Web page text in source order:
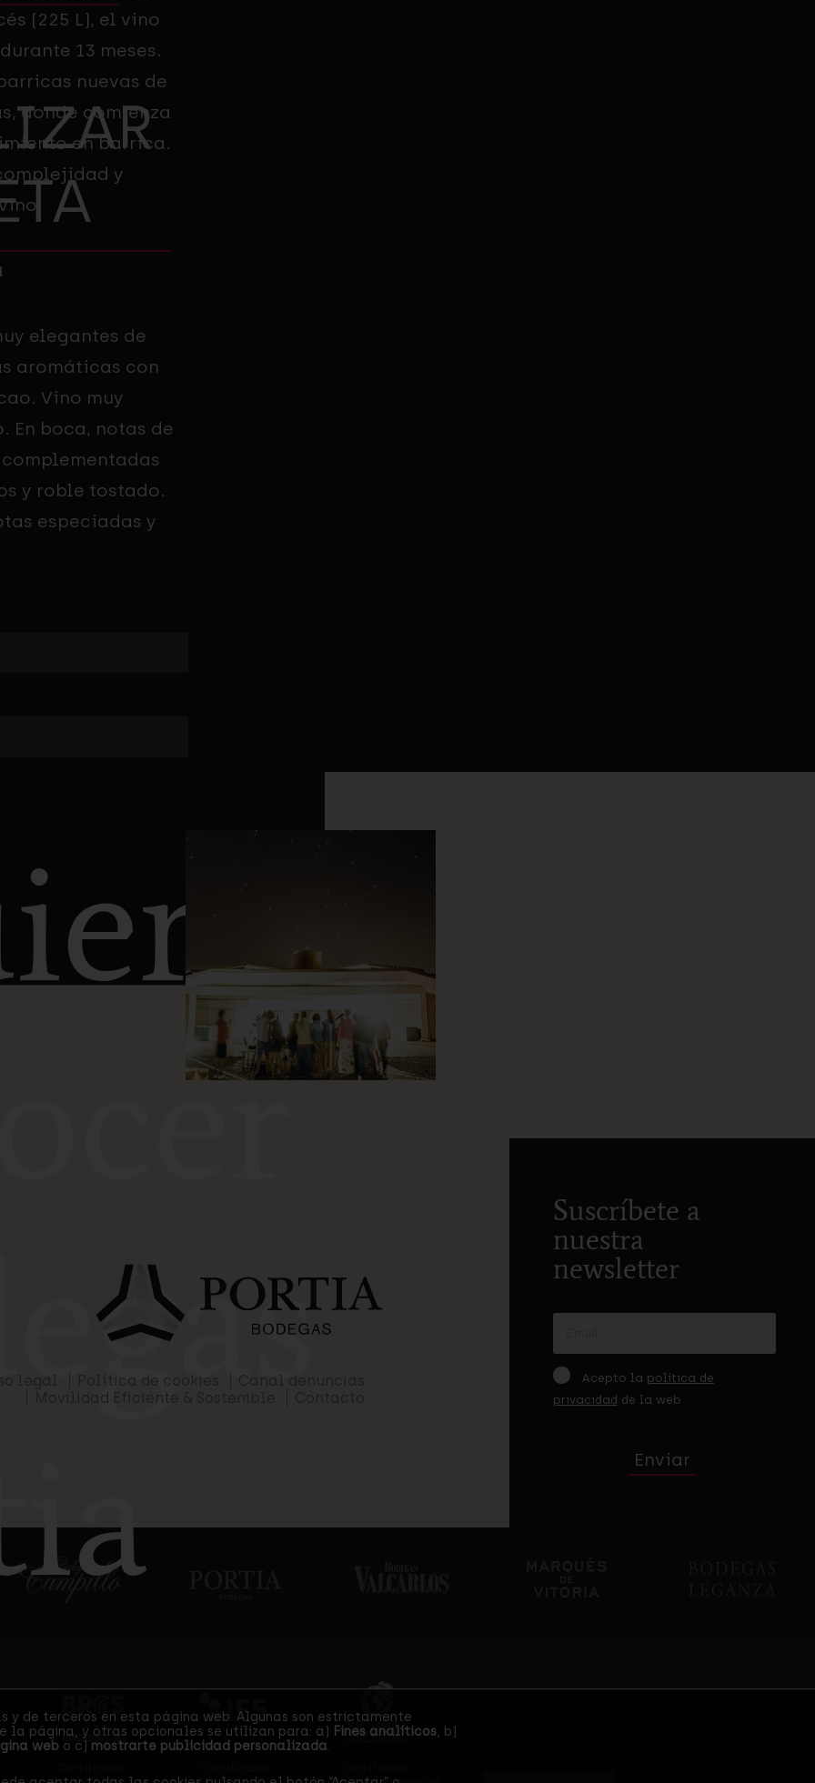
(225 L), el vino
13 meses.
nuevas de
donde comienza
en barrica.
y
elegantes de
aromáticas con
Vino muy
En boca, notas de
y roble tostado.
especiadas y
legal Política de cookies
Canal denuncias
Movilidad Eficiente & Sostenible
Suscríbete a
nuestra
newsletter
Acepto la política de
privacidad de la web
Enviar
y de terceros en esta página web. Algunas son estrictamente
la página, y otras opcionales se utilizan para: a) Fines analíticos, b)
web o c) mostrarte publicidad personalizada.